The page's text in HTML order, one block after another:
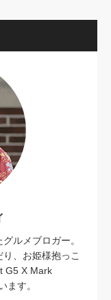
ルメブロガー。
、お姫様抱っこ
G5 X Mark
ます。